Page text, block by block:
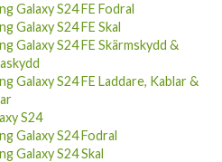
Galaxy S24 FE Fodral
Galaxy S24 FE Skal
Galaxy S24 FE Skärmskydd &
Galaxy S24 FE Laddare, Kablar &
S24
Galaxy S24 Fodral
Galaxy S24 Skal